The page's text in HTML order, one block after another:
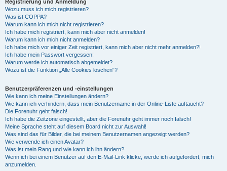
Registrierung und Anmeldung
Wozu muss ich mich registrieren?
Was ist COPPA?
Warum kann ich mich nicht registrieren?
Ich habe mich registriert, kann mich aber nicht anmelden!
Warum kann ich mich nicht anmelden?
Ich habe mich vor einiger Zeit registriert, kann mich aber nicht mehr anmelden?!
Ich habe mein Passwort vergessen!
Warum werde ich automatisch abgemeldet?
Wozu ist die Funktion „Alle Cookies löschen“?
Benutzerpräferenzen und -einstellungen
Wie kann ich meine Einstellungen ändern?
Wie kann ich verhindern, dass mein Benutzername in der Online-Liste auftaucht?
Die Forenuhr geht falsch!
Ich habe die Zeitzone eingestellt, aber die Forenuhr geht immer noch falsch!
Meine Sprache steht auf diesem Board nicht zur Auswahl!
Was sind das für Bilder, die bei meinem Benutzernamen angezeigt werden?
Wie verwende ich einen Avatar?
Was ist mein Rang und wie kann ich ihn ändern?
Wenn ich bei einem Benutzer auf den E-Mail-Link klicke, werde ich aufgefordert, mich
anzumelden.